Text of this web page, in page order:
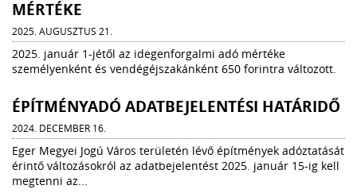
MÉRTÉKE
2025. AUGUSZTUS 21.
2025. január 1-jétől az idegenforgalmi adó mértéke
személyenként és vendégéjszakánként 650 forintra változott.
ÉPÍTMÉNYADÓ ADATBEJELENTÉSI HATÁRIDŐ
2024. DECEMBER 16.
Eger Megyei Jogú Város területén lévő építmények adóztatását
érintő változásokról az adatbejelentést 2025. január 15-ig kell
megtenni az...